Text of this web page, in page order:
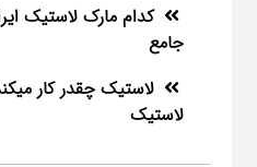
کدام مارک لاستیک
جامع
لاستیک چقدر کار
لاستیک